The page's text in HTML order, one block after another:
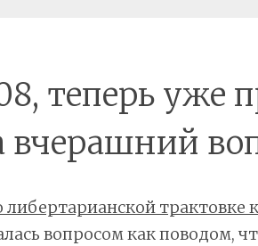
теперь уже
вчерашний
либертарианской трактовке
вопросом как поводом,